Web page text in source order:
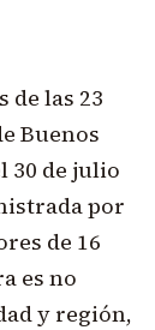
de las 23
Buenos
30 de julio
por
de 16
es no
y región,